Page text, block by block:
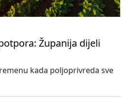
Županija dijeli
kada poljoprivreda sve